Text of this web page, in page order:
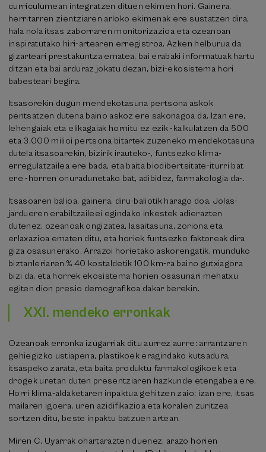
curriculumean integratzen dituen ekimen hori. Gainera,
herritarren zientziaren arloko ekimenak ere sustatzen dira,
hala nola itsas zaborraren monitorizazioa eta ozeanoan
inspiratutako hiri-artearen erregistroa. Azken helburua da
gizarteari prestakuntza ematea, bai erabaki informatuak hartu
ditzan eta bai arduraz jokatu dezan, bizi-ekosistema hori
babesteari begira.
Itsasorekin dugun mendekotasuna pertsona askok
pentsatzen dutena baino askoz ere sakonagoa da. Izan ere,
lehengaiak eta elikagaiak hornitu ez ezik -kalkulatzen da 500
eta 3,000 milioi pertsona bitartek zuzeneko mendekotasuna
dutela itsasoarekin, bizirik irauteko-, funtsezko klima-
erregulatzailea ere bada, eta baita biodibertsitate-iturri bat
ere -horren onuradunetako bat, adibidez, farmakologia da-.
Itsasoaren balioa, gainera, diru-baliotik harago doa. Jolas-
jardueren erabiltzaileei egindako inkestek adierazten
dutenez, ozeanoak ongizatea, lasaitasuna, zoriona eta
erlaxazioa ematen ditu, eta horiek funtsezko faktoreak dira
giza osasunerako. Arrazoi horietako askorengatik, munduko
biztanleriaren % 40 kostaldetik 100 km-ra baino gutxiagora
bizi da, eta horrek ekosistema horien osasunari mehatxu
egiten dion presio demografikoa dakar berekin.
XXI. mendeko erronkak
Ozeanoak erronka izugarriak ditu aurrez aurre: arrantzaren
gehiegizko ustiapena, plastikoek eragindako kutsadura,
itsaspeko zarata, eta baita produktu farmakologikoek eta
drogek uretan duten presentziaren hazkunde etengabea ere.
Horri klima-aldaketaren inpaktua gehitzen zaio; izan ere, itsas
mailaren igoera, uren azidifikazioa eta koralen zuritzea
sortzen ditu, beste inpaktu batzuen artean.
Miren C. Uyarrak ohartarazten duenez, arazo horien